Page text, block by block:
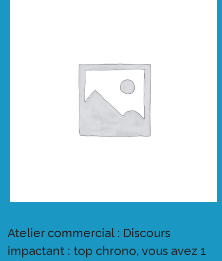
Atelier commercial : Discours
impactant : top chrono, vous avez 1